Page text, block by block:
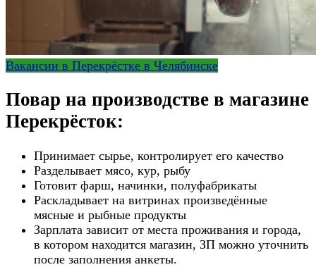
Вакансии в Перекрёстке в Челябинске
Повар на производстве в магазине
Перекрёсток:
Принимает сырье, контролирует его качество
Разделывает мясо, кур, рыбу
Готовит фарш, начинки, полуфабрикаты
Раскладывает на витринах произведённые
мясные и рыбные продукты
Зарплата зависит от места проживания и города,
в котором находится магазин, ЗП можно уточнить
после заполнения анкеты.